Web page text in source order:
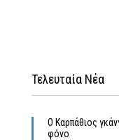
Τελευταία Νέα
Ο Καρπάθιος
φόνο